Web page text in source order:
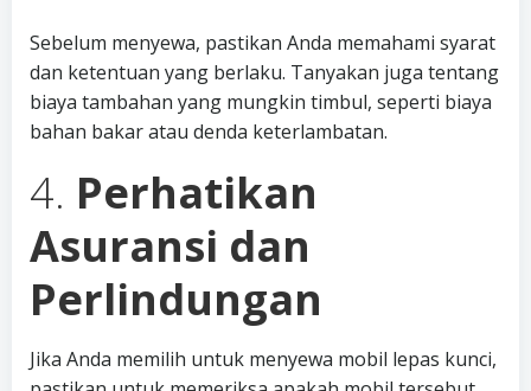
Sebelum menyewa, pastikan Anda memahami syarat
dan ketentuan yang berlaku. Tanyakan juga tentang
biaya tambahan yang mungkin timbul, seperti biaya
bahan bakar atau denda keterlambatan.
4. Perhatikan
Asuransi dan
Perlindungan
Jika Anda memilih untuk menyewa mobil lepas kunci,